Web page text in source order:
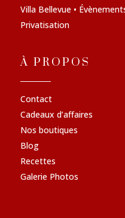
Villa Bellevue •
Privatisation
À PROPOS
Contact
Cadeaux d’affaires
Nos boutiques
Blog
Recettes
Galerie Photos